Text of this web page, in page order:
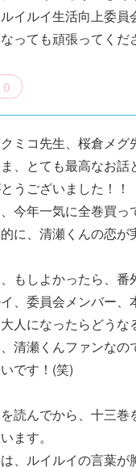
イルイ生活向上委
っても頑張ってくだ
0
ミコ先生、桜倉メ
、とても最高なお
うございました！！
今年一気に全巻買っ
に、清瀬くんの恋が
もしよかったら、
、委員会メンバー
人になったらどうな
清瀬くんファンな
です！(笑)
読んでから、十三巻
ます。
、ルイルイの言葉